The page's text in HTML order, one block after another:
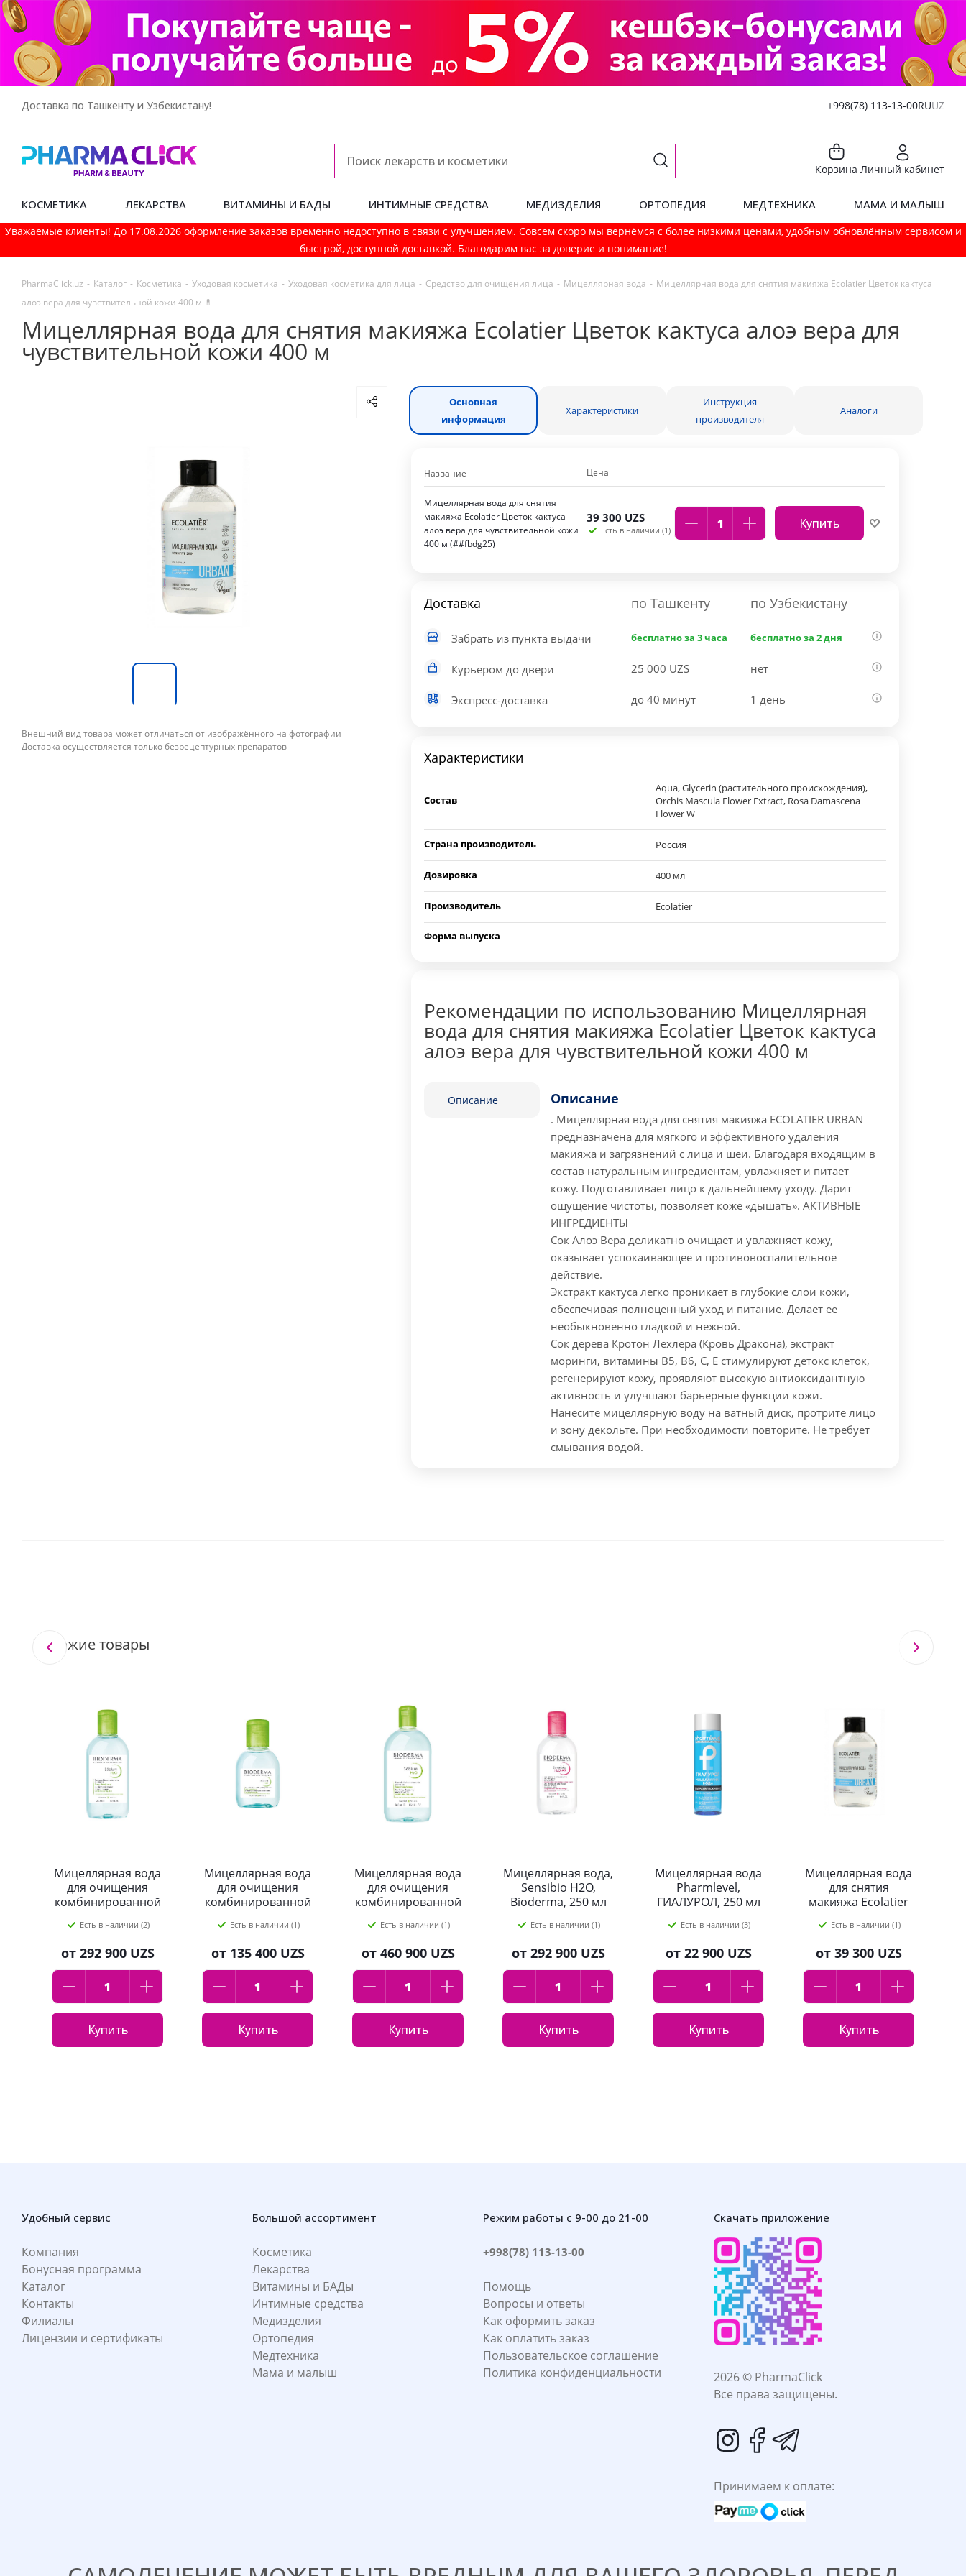
Доставка по Ташкенту и Узбекистану! +998(78) 113-13-00RUUZ
Корзина Личный кабинет
КОСМЕТИКА ЛЕКАРСТВА ВИТАМИНЫ И БАДЫ ИНТИМНЫЕ СРЕДСТВА МЕДИЗДЕЛИЯ ОРТОПЕДИЯ МЕДТЕХНИКА МАМА И МАЛЫШ
Уважаемые клиенты! До 17.08.2026 оформление заказов временно недоступно в связи с улучшением. Совсем скоро мы вернёмся с более низкими ценами, удобным обновлённым сервисом и
быстрой, доступной доставкой. Благодарим вас за доверие и понимание!
PharmaСlick.uz - Каталог - Косметика - Уходовая косметика - Уходовая косметика для лица - Средство для очищения лица - Мицеллярная вода - Мицеллярная вода для снятия макияжа Ecolatier Цветок кактуса
алоэ вера для чувствительной кожи 400 м 💊
Мицеллярная вода для снятия макияжа Ecolatier Цветок кактуса алоэ вера для
чувствительной кожи 400 м
Внешний вид товара может отличаться от изображённого на фотографии
Доставка осуществляется только безрецептурных препаратов
Основная
информация
Характеристики
Инструкция
производителя
Аналоги
Название Цена
Мицеллярная вода для снятия
макияжа Ecolatier Цветок кактуса
алоэ вера для чувствительной кожи
400 м (##fbdg25)
39 300 UZS
Есть в наличии (1) Купить
Доставка по Ташкенту по Узбекистану
Забрать из пункта выдачи бесплатно за 3 часа бесплатно за 2 дня
Курьером до двери 25 000 UZS нет
Экспресс-доставка до 40 минут 1 день
Характеристики
Состав
Aqua, Glycerin (растительного происхождения),
Orchis Mascula Flower Extract, Rosa Damascena
Flower W
Страна производитель Россия
Дозировка 400 мл
Производитель Ecolatier
Форма выпуска
Рекомендации по использованию Мицеллярная
вода для снятия макияжа Ecolatier Цветок кактуса
алоэ вера для чувствительной кожи 400 м
Описание Описание
. Мицеллярная вода для снятия макияжа ECOLATIER URBAN
предназначена для мягкого и эффективного удаления
макияжа и загрязнений с лица и шеи. Благодаря входящим в
состав натуральным ингредиентам, увлажняет и питает
кожу. Подготавливает лицо к дальнейшему уходу. Дарит
ощущение чистоты, позволяет коже «дышать». АКТИВНЫЕ
ИНГРЕДИЕНТЫ
Сок Алоэ Вера деликатно очищает и увлажняет кожу,
оказывает успокаивающее и противовоспалительное
действие.
Экстракт кактуса легко проникает в глубокие слои кожи,
обеспечивая полноценный уход и питание. Делает ее
необыкновенно гладкой и нежной.
Сок дерева Кротон Лехлера (Кровь Дракона), экстракт
моринги, витамины В5, В6, С, Е стимулируют детокс клеток,
регенерируют кожу, проявляют высокую антиоксидантную
активность и улучшают барьерные функции кожи.
Нанесите мицеллярную воду на ватный диск, протрите лицо
и зону декольте. При необходимости повторите. Не требует
смывания водой.
Похожие товары
Мицеллярная вода
для очищения
комбинированной
Bioderma, 250 мл
Есть в наличии (2)
от 292 900 UZS
Купить
Мицеллярная вода
для очищения
комбинированной
Bioderma, 100 мл
Есть в наличии (1)
от 135 400 UZS
Купить
Мицеллярная вода
для очищения
комбинированной
Bioderma, 500 мл
Есть в наличии (1)
от 460 900 UZS
Купить
Мицеллярная вода,
Sensibio H2O,
Bioderma, 250 мл
Есть в наличии (1)
от 292 900 UZS
Купить
Мицеллярная вода
Pharmlevel,
ГИАЛУРОЛ, 250 мл
Есть в наличии (3)
от 22 900 UZS
Купить
Мицеллярная вода
для снятия
макияжа Ecolatier
алоэ вера для
чувствительной
кожи 400 м
Есть в наличии (1)
от 39 300 UZS
Купить
Удобный сервис
Компания
Бонусная программа
Каталог
Контакты
Филиалы
Лицензии и сертификаты
Большой ассортимент
Косметика
Лекарства
Витамины и БАДы
Интимные средства
Медизделия
Ортопедия
Медтехника
Мама и малыш
Режим работы с 9-00 до 21-00
+998(78) 113-13-00
Помощь
Вопросы и ответы
Как оформить заказ
Как оплатить заказ
Пользовательское соглашение
Политика конфиденциальности
Скачать приложение
2026 © PharmaClick
Все права защищены.
Принимаем к оплате: